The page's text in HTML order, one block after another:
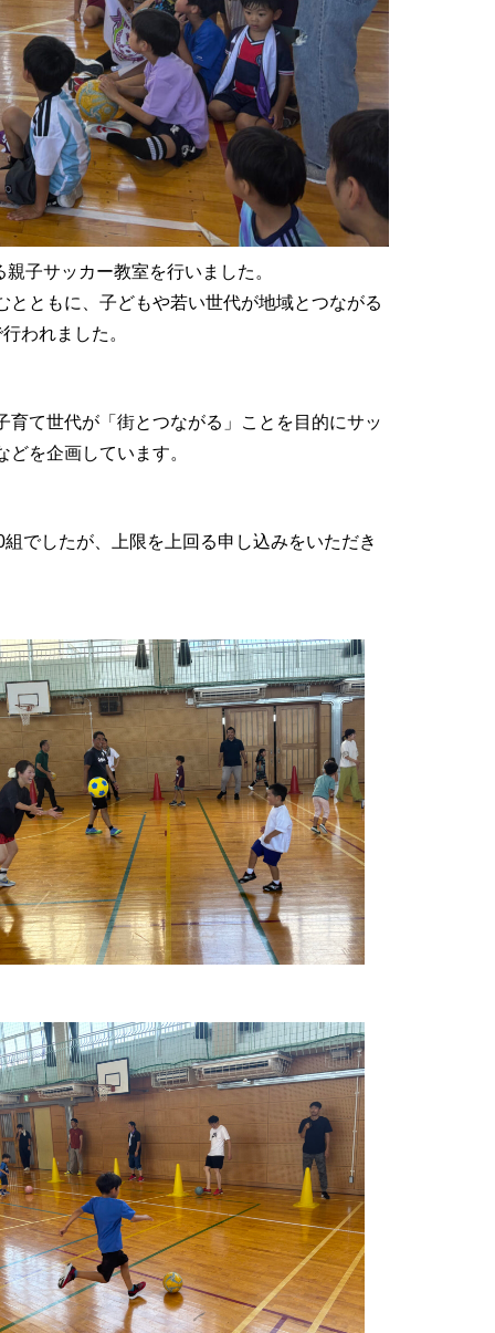
子サッカー教室を行いました。
ともに、子どもや若い世代が地域とつながる
われました。
て世代が「街とつながる」ことを目的にサッ
を企画しています。
でしたが、上限を上回る申し込みをいただき